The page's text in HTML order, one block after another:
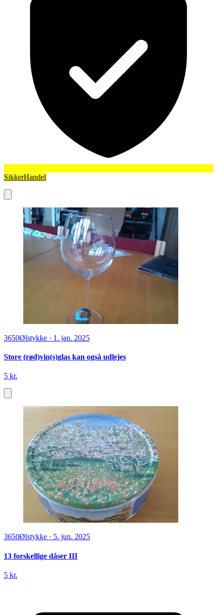
SikkerHandel
3650Ølstykke · 1. jan. 2025
Store (rød)vin(s)glas kan også udlejes
5 kr.
3650Ølstykke · 5. jun. 2025
13 forskellige dåser III
5 kr.